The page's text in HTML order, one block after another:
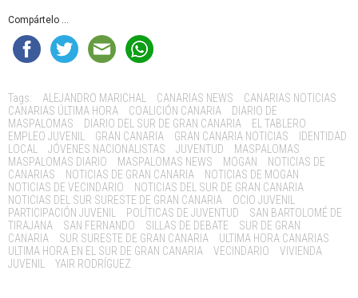
Compártelo ...
Tags: ALEJANDRO MARICHAL CANARIAS NEWS
CANARIAS NOTICIAS
CANARIAS ÚLTIMA HORA
COALICIÓN CANARIA
DIARIO DE
MASPALOMAS
DIARIO DEL SUR DE GRAN CANARIA
EL TABLERO
EMPLEO JUVENIL
GRAN CANARIA GRAN CANARIA NOTICIAS
IDENTIDAD
LOCAL
JÓVENES NACIONALISTAS JUVENTUD
MASPALOMAS
MASPALOMAS DIARIO
MASPALOMAS NEWS MOGAN
NOTICIAS DE
CANARIAS
NOTICIAS DE GRAN CANARIA
NOTICIAS DE MOGAN
NOTICIAS DE VECINDARIO
NOTICIAS DEL SUR DE GRAN CANARIA
NOTICIAS DEL SUR SURESTE DE GRAN CANARIA
OCIO JUVENIL
PARTICIPACIÓN JUVENIL
POLÍTICAS DE JUVENTUD
SAN BARTOLOMÉ DE
TIRAJANA
SAN FERNANDO SILLAS DE DEBATE
SUR DE GRAN
CANARIA
SUR SURESTE DE GRAN CANARIA
ULTIMA HORA CANARIAS
ULTIMA HORA EN EL SUR DE GRAN CANARIA
VECINDARIO
VIVIENDA
JUVENIL
YAIR RODRÍGUEZ